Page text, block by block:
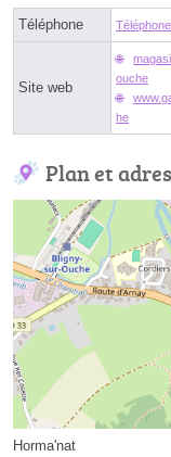
Téléphone
Site web
ouche
he
Plan et
Horma'nat